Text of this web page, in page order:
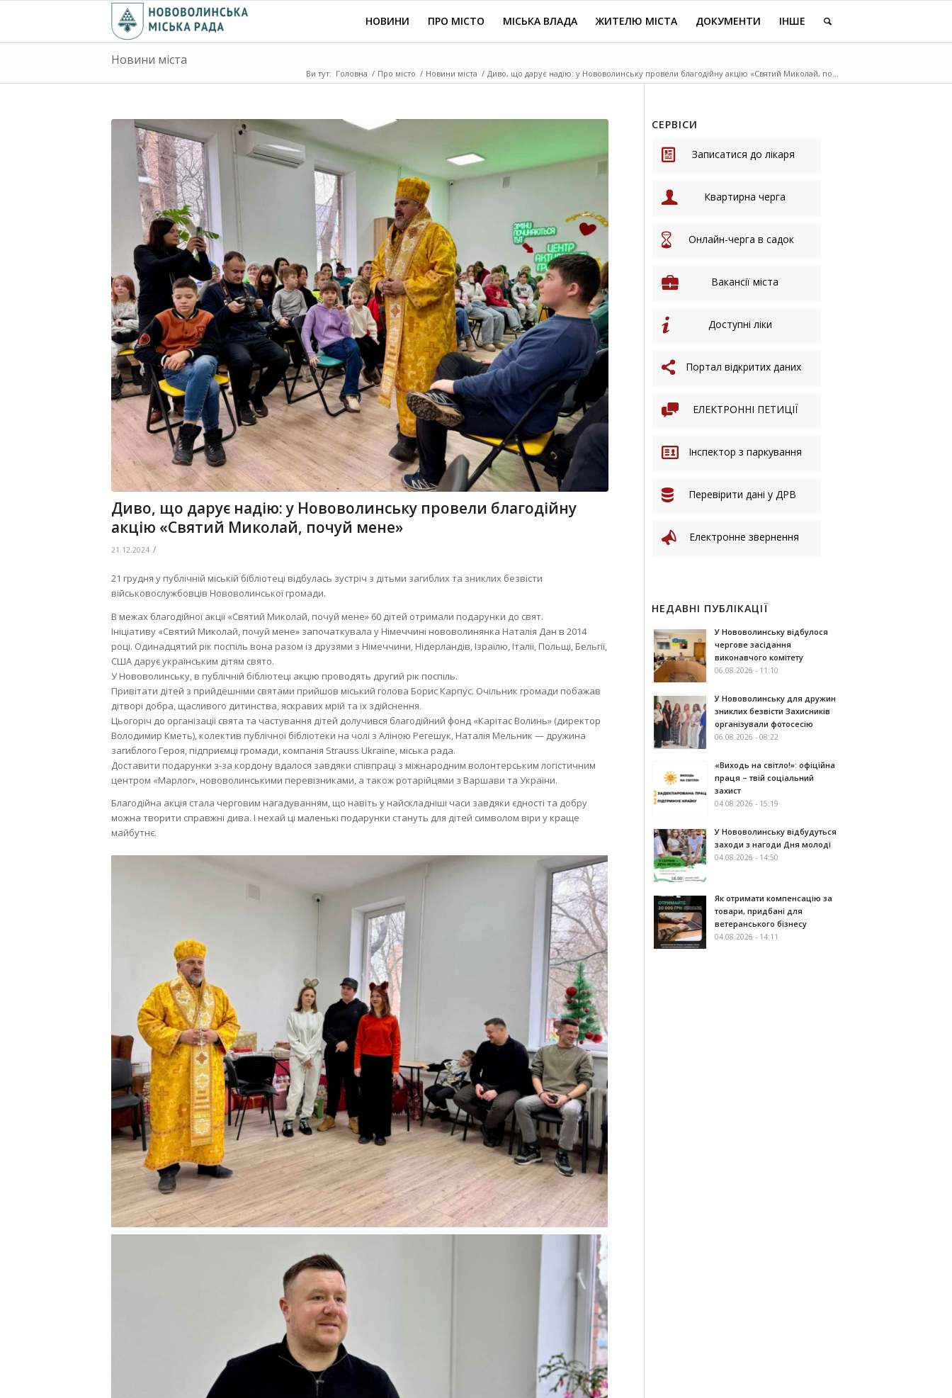
НОВИНИ ПРО МІСТО МІСЬКА ВЛАДА ЖИТЕЛЮ МІСТА ДОКУМЕНТИ ІНШЕ
Новини міста
Ви тут: Головна / Про місто / Новини міста / Диво, що дарує надію: у Нововолинську провели благодійну акцію «Святий Миколай, по...
Диво, що дарує надію: у Нововолинську провели благодійну
акцію «Святий Миколай, почуй мене»
21.12.2024 /
21 грудня у публічній міській бібліотеці відбулась зустріч з дітьми загиблих та зниклих безвісти
військовослужбовців Нововолинської громади.
В межах благодійної акції «Святий Миколай, почуй мене» 60 дітей отримали подарунки до свят.
Ініціативу «Святий Миколай, почуй мене» започаткувала у Німеччині нововолинянка Наталія Дан в 2014
році. Одинадцятий рік поспіль вона разом із друзями з Німеччини, Нідерландів, Ізраїлю, Італії, Польщі, Бельгії,
США дарує українським дітям свято.
У Нововолинську, в публічній бібліотеці акцію проводять другий рік поспіль.
Привітати дітей з прийдешніми святами прийшов міський голова Борис Карпус. Очільник громади побажав
дітворі добра, щасливого дитинства, яскравих мрій та їх здійснення.
Цьогоріч до організації свята та частування дітей долучився благодійний фонд «Карітас Волинь» (директор
Володимир Кметь), колектив публічної бібліотеки на чолі з Аліною Регешук, Наталія Мельник — дружина
загиблого Героя, підприємці громади, компанія Strauss Ukraine, міська рада.
Доставити подарунки з-за кордону вдалося завдяки співпраці з міжнародним волонтерським логістичним
центром «Марлог», нововолинськими перевізниками, а також ротарійцями з Варшави та України.
Благодійна акція стала черговим нагадуванням, що навіть у найскладніші часи завдяки єдності та добру
можна творити справжні дива. І нехай ці маленькі подарунки стануть для дітей символом віри у краще
майбутнє.
СЕРВІСИ
Записатися до лікаря
Квартирна черга
Онлайн-черга в садок
Вакансії міста
Доступні ліки
Портал відкритих даних
ЕЛЕКТРОННІ ПЕТИЦІЇ
Інспектор з паркування
Перевірити дані у ДРВ
Електронне звернення
НЕДАВНІ ПУБЛІКАЦІЇ
У Нововолинську відбулося
чергове засідання
виконавчого комітету
06.08.2026 - 11:10
У Нововолинську для дружин
зниклих безвісти Захисників
організували фотосесію
06.08.2026 - 08:22
«Виходь на світло!»: офіційна
праця – твій соціальний
захист
04.08.2026 - 15:19
У Нововолинську відбудуться
заходи з нагоди Дня молоді
04.08.2026 - 14:50
Як отримати компенсацію за
товари, придбані для
ветеранського бізнесу
04.08.2026 - 14:11